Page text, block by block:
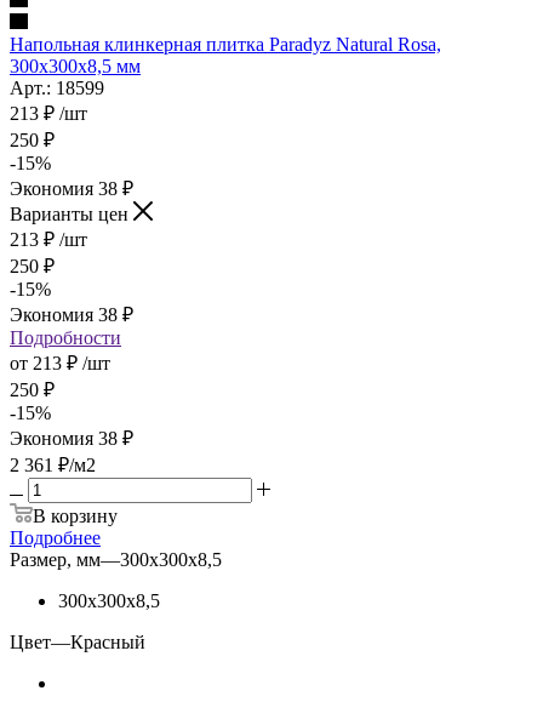
Напольная клинкерная плитка Paradyz Natural Rosa,
300x300x8,5 мм
Арт.: 18599
213 ₽ /шт
250 ₽
-15%
Экономия 38 ₽
Варианты цен
213 ₽ /шт
250 ₽
-15%
Экономия 38 ₽
Подробности
от 213 ₽ /шт
250 ₽
-15%
Экономия 38 ₽
2 361 ₽/м2
В корзину
Подробнее
Размер, мм—300х300х8,5
300х300х8,5
Цвет—Красный